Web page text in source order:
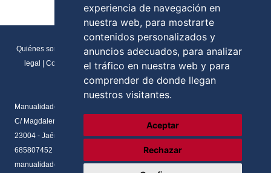
experiencia de navegación en
nuestra web, para mostrarte
contenidos personalizados y
anuncios adecuados, para analizar
el tráfico en nuestra web y para
comprender de donde llegan
nuestros visitantes.
Aceptar
Rechazar
Quiénes somos Direcciones y contactos|Formulario de contacto|Aviso
legal
Condiciones generales de venta|Política de cookies|RGPD
Preferencias de cookies
Manualidades Flores
C/ Magdalena del prado, N.2 Local
23004 - Jaén - Andalucia
685807452
manualidadesflores@manualnova.com